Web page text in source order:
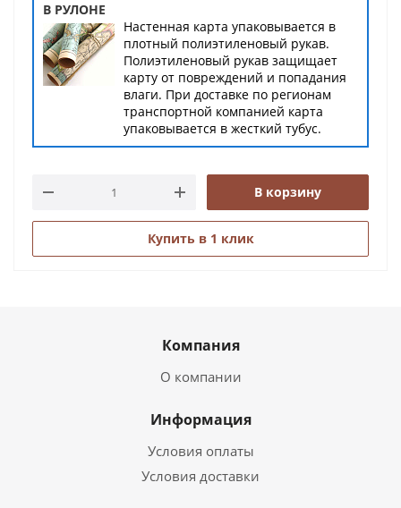
В РУЛОНЕ
Настенная карта упаковывается в
плотный полиэтиленовый рукав.
Полиэтиленовый рукав защищает
карту от повреждений и попадания
влаги. При доставке по регионам
транспортной компанией карта
упаковывается в жесткий тубус.
В корзину
Купить в 1 клик
Компания
О компании
Информация
Условия оплаты
Условия доставки